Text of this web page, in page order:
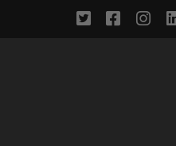
twitter